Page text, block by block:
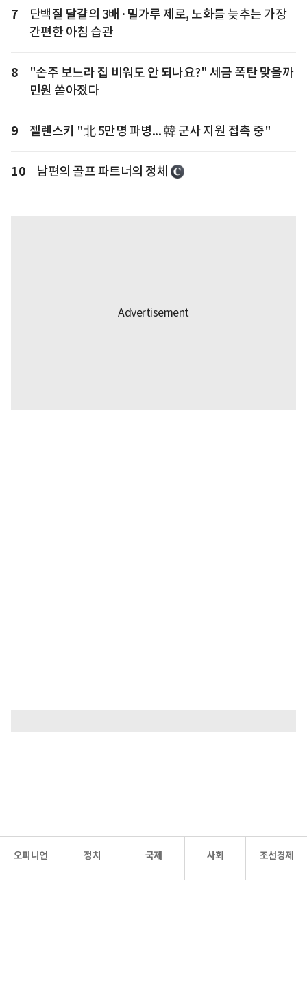
7
단백질 달걀의 3배·밀가루 제로, 노화를 늦추는 가장
간편한 아침 습관
8
"손주 보느라 집 비워도 안 되나요?" 세금 폭탄 맞을까
민원 쏟아졌다
9 젤렌스키 "北 5만명 파병... 韓 군사 지원 접촉 중"
10 남편의 골프 파트너의 정체
오피니언 정치 국제 사회 조선경제